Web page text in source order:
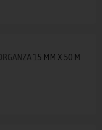
15 MM X 50 M